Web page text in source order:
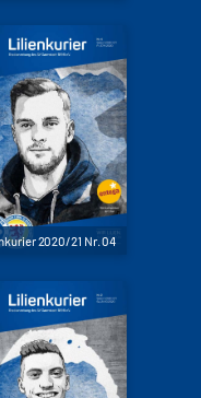
2020/21 Nr. 04